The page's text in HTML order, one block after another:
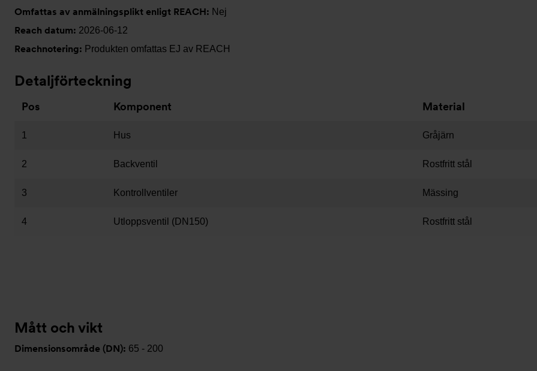
Omfattas av anmälningsplikt enligt REACH: Nej
Reach datum: 2026-06-12
Reachnotering: Produkten omfattas EJ av REACH
Detaljförteckning
Pos Komponent Material
1 Hus Gråjärn
2 Backventil Rostfritt stål
3 Kontrollventiler Mässing
4 Utloppsventil (DN150) Rostfritt stål
Mått och vikt
Dimensionsområde (DN): 65 - 200